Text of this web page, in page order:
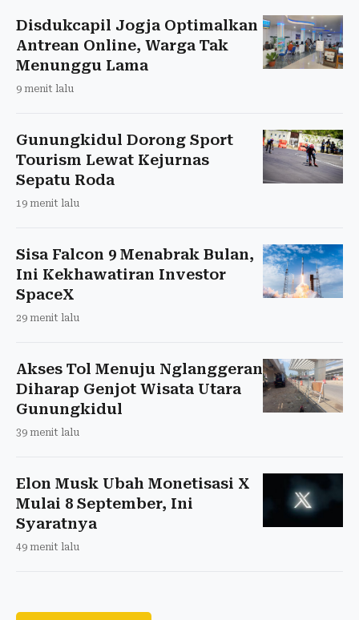
Disdukcapil Jogja Optimalkan
Antrean Online, Warga Tak
Menunggu Lama
9 menit lalu
Gunungkidul Dorong Sport
Tourism Lewat Kejurnas
Sepatu Roda
19 menit lalu
Sisa Falcon 9 Menabrak Bulan,
Ini Kekhawatiran Investor
SpaceX
29 menit lalu
Akses Tol Menuju Nglanggeran
Diharap Genjot Wisata Utara
Gunungkidul
39 menit lalu
Elon Musk Ubah Monetisasi X
Mulai 8 September, Ini
Syaratnya
49 menit lalu